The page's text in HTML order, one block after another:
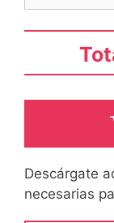
Descárgate
necesarias